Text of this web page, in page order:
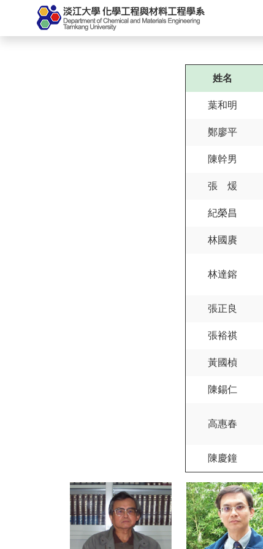
姓名
葉和明
鄭廖平
陳幹男
張 煖
紀榮昌
林國賡
林達鎔
張正良
張裕祺
黃國楨
陳錫仁
高惠春
陳慶鐘